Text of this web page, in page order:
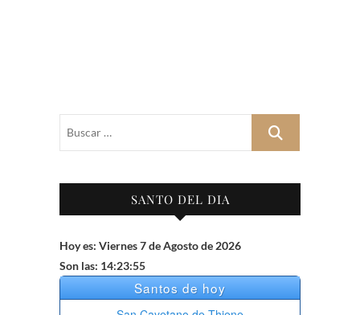
Buscar
SANTO DEL DIA
Hoy es: Viernes 7 de Agosto de 2026
Son las: 14:23:56